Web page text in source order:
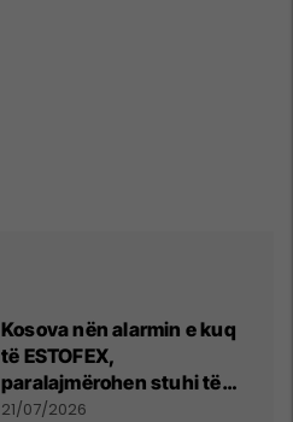
Kosova nën alarmin e kuq
të ESTOFEX,
paralajmërohen stuhi të
fuqishme me breshër dhe
21/07/2026